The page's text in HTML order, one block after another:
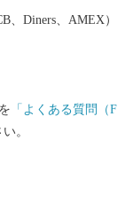
な
理し、関係法令で
、Diners、AMEX）
「よくある質問（F
。